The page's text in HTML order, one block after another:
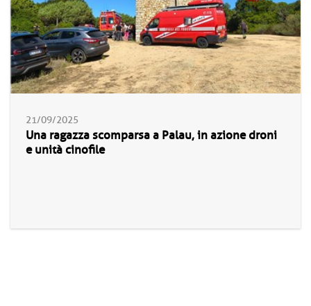
21/09/2025
Una ragazza scomparsa a Palau, in azione droni
e unità cinofile